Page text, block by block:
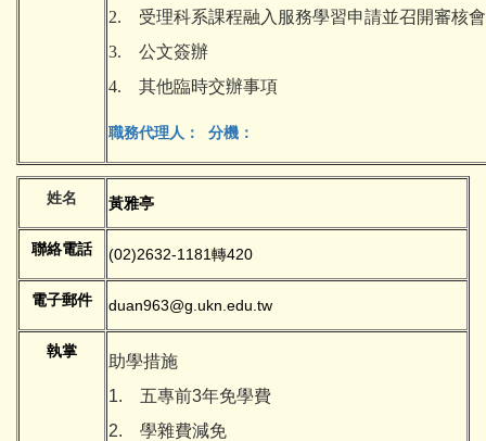
2. 受理科系課程融入服務學習申請並召開審核
3. 公文簽辦
4. 其他臨時交辦事項
職務代理人： 分機：
姓名 黃雅亭
聯絡電話 (02)2632-1181轉420
電子郵件 duan963@g.ukn.edu.tw
執掌
助學措施
1. 五專前3年免學費
2. 學雜費減免